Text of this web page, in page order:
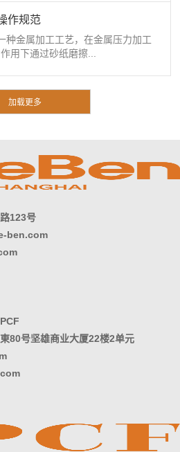
作规范
种金属加工工艺，在金属压力加工
用下通过砂纸磨擦...
123号
ben.com
80号坚雄商业大厦22楼2单元